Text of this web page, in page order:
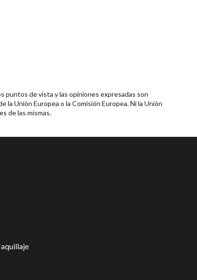
puntos de vista y las opiniones expresadas son
Unión Europea o la Comisión Europea. Ni la Unión
de las mismas.